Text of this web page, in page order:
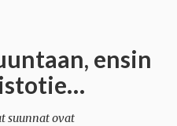
ensin
suunnat ovat